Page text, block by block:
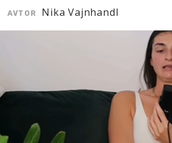
AVTOR Nika Vajnhandl